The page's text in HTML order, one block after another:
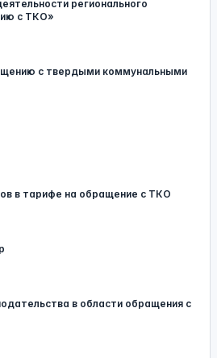
регионального
с ТКО»
с твердыми коммунальными
в тарифе на обращение с ТКО
в области обращения с